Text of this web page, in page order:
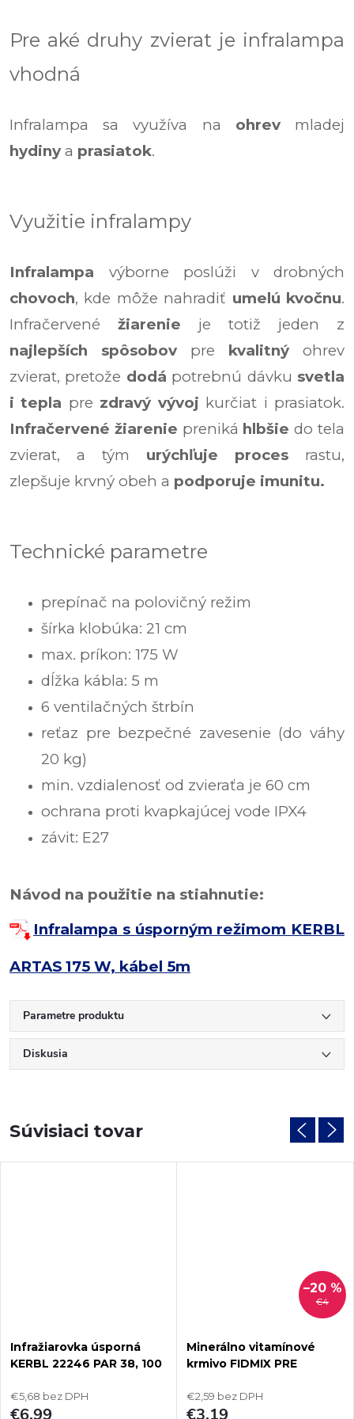
Pre aké druhy zvierat je infralampa
vhodná
Infralampa sa využíva na ohrevmladej
hydiny a prasiatok.
Využitie infralampy
Infralampa výborne poslúži v drobných
chovoch, kde môže nahradiť umelú kvočnu.
Infračervené žiarenie je totiž jeden z
najlepších spôsobov pre kvalitný ohrev
zvierat, pretože dodá potrebnú dávku svetla
i tepla pre zdravý vývoj kurčiat i prasiatok.
Infračervené žiarenie preniká hlbšie do tela
zvierat, a tým urýchľuje proces rastu,
zlepšuje krvný obeh a podporuje imunitu.
Technické parametre
prepínač na polovičný režim
šírka klobúka: 21 cm
max. príkon: 175 W
dĺžka kábla: 5 m
6 ventilačných štrbín
reťaz pre bezpečné zavesenie (do váhy
20 kg)
min. vzdialenosť od zvieraťa je 60 cm
ochrana proti kvapkajúcej vode IPX4
závit: E27
Návod na použitie na stiahnutie:
Infralampa s úsporným režimom KERBL
ARTAS 175 W, kábel 5m
Parametre produktu
Diskusia
Súvisiaci tovar
Infražiarovka úsporná
KERBL 22246 PAR 38, 100
€5,68 bez DPH
€6,99
€4
–20 %
Minerálno vitamínové
krmivo FIDMIX PRE
1kg
€2,59 bez DPH
€3,19